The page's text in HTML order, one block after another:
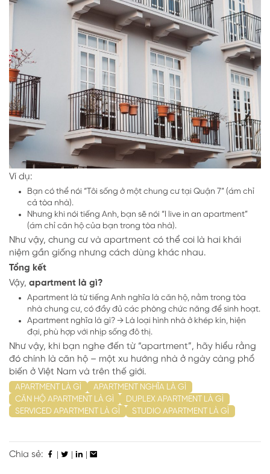
Ví dụ:
Bạn có thể nói “Tôi sống ở một chung cư tại Quận 7” (ám chỉ
cả tòa nhà).
Nhưng khi nói tiếng Anh, bạn sẽ nói “I live in an apartment”
(ám chỉ căn hộ của bạn trong tòa nhà).
Như vậy, chung cư và apartment có thể coi là hai khái
niệm gần giống nhưng cách dùng khác nhau.
Tổng kết
Vậy, apartment là gì?
Apartment là từ tiếng Anh nghĩa là căn hộ, nằm trong tòa
nhà chung cư, có đầy đủ các phòng chức năng để sinh hoạt.
Apartment nghĩa là gì? → Là loại hình nhà ở khép kín, hiện
đại, phù hợp với nhịp sống đô thị.
Như vậy, khi bạn nghe đến từ “apartment”, hãy hiểu rằng
đó chính là căn hộ – một xu hướng nhà ở ngày càng phổ
biến ở Việt Nam và trên thế giới.
APARTMENT LÀ GÌ
APARTMENT NGHĨA LÀ GÌ
CĂN HỘ APARTMENT LÀ GÌ
DUPLEX APARTMENT LÀ GÌ
SERVICED APARTMENT LÀ GÌ
STUDIO APARTMENT LÀ GÌ
Chia sẻ: